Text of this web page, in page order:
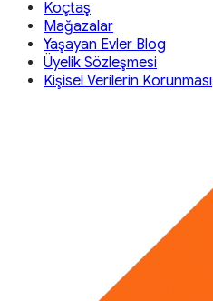
Koçtaş
Mağazalar
Yaşayan Evler Blog
Üyelik Sözleşmesi
Kişisel Verilerin Korunması